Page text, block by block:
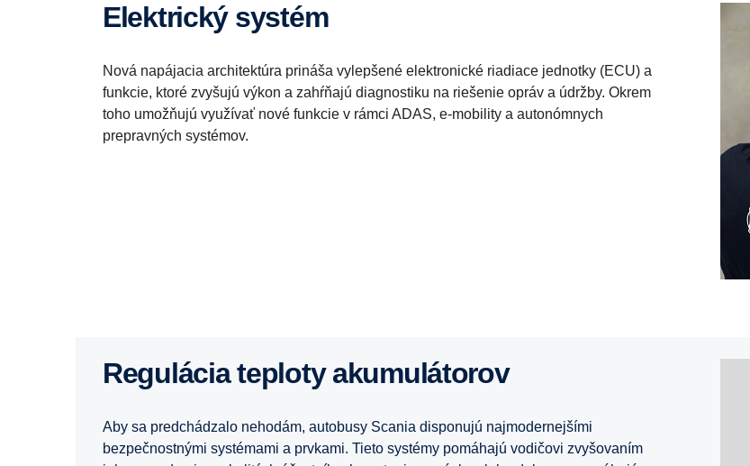
Elektrický systém
Nová napájacia architektúra prináša vylepšené elektronické riadiace jednotky (ECU) a
funkcie, ktoré zvyšujú výkon a zahŕňajú diagnostiku na riešenie opráv a údržby. Okrem
toho umožňujú využívať nové funkcie v rámci ADAS, e-mobility a autonómnych
prepravných systémov.
Regulácia teploty akumulátorov
Aby sa predchádzalo nehodám, autobusy Scania disponujú najmodernejšími
bezpečnostnými systémami a prvkami. Tieto systémy pomáhajú vodičovi zvyšovaním